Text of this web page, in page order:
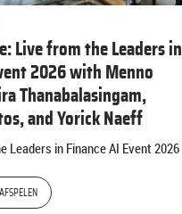
Live from the Leaders in
2026 with Menno
Thanabalasingam,
and Yorick Naeff
Leaders in Finance AI Event 2026